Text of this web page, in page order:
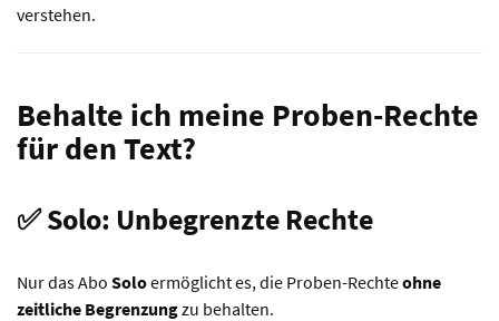
verstehen.
Behalte ich meine Proben-Rechte
für den Text?
✅ Solo: Unbegrenzte Rechte
Nur das Abo Soloermöglicht es, die Proben-Rechteohne
zeitliche Begrenzungzu behalten.